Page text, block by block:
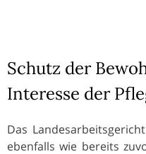
Schutz der
Interesse der
Das
ebenfalls wie bereits